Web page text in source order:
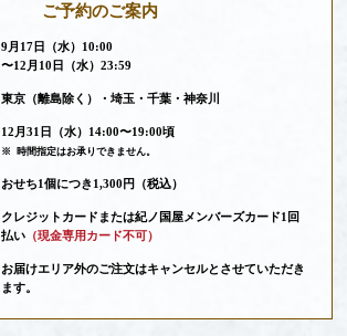
ご予約のご案内
9月17日（水）10:00
〜12月10日（水）23:59
東京（離島除く）・埼玉・千葉・神奈川
12月31日（水）14:00〜19:00頃
※ 時間指定はお承りできません。
おせち1個につき1,300円（税込）
クレジットカードまたは紀ノ国屋メンバーズカード1回
払い（現金専用カード不可）
お届けエリア外のご注文はキャンセルとさせていただき
ます。